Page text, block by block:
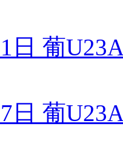
日 葡
日 葡